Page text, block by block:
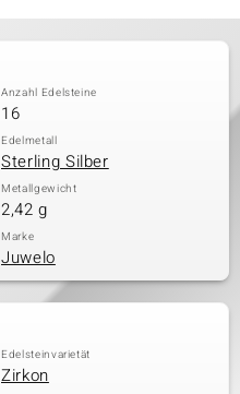
Anzahl Edelsteine
16
Edelmetall
Sterling Silber
Metallgewicht
2,42 g
Marke
Juwelo
Edelsteinvarietät
Zirkon